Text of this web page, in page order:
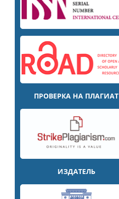
ПРОВЕРКA НА ПЛАГИАТ
ИЗДАТЕЛЬ